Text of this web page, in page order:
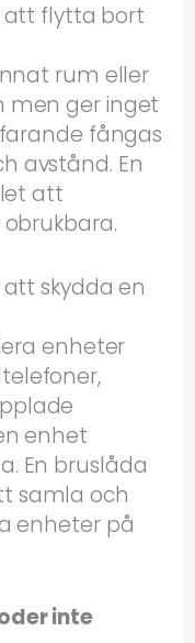
att flytta bort
rum eller
men ger inget
fångas
avstånd. En
att
att skydda en
enheter
enhet
En bruslåda
samla och
enheter på
inte